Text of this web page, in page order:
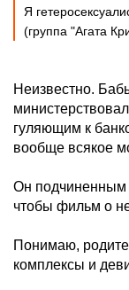
Я
(группа "Агата
Неизвестно.
гуляющим к
вообще всякое
Он подчиненным
чтобы фильм о
Понимаю,
комплексы и